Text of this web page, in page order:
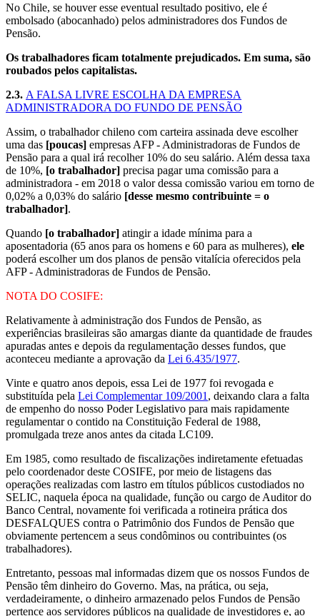
No Chile, se houver esse eventual resultado positivo, ele é
embolsado (abocanhado) pelos administradores dos Fundos de
Pensão.
Os trabalhadores ficam totalmente prejudicados. Em suma, são
roubados pelos capitalistas.
2.3. A FALSA LIVRE ESCOLHA DA EMPRESA
ADMINISTRADORA DO FUNDO DE PENSÃO
Assim, o trabalhador chileno com carteira assinada deve escolher
uma das [poucas] empresas AFP - Administradoras de Fundos de
Pensão para a qual irá recolher 10% do seu salário. Além dessa taxa
de 10%, [o trabalhador] precisa pagar uma comissão para a
administradora - em 2018 o valor dessa comissão variou em torno de
0,02% a 0,03% do salário [desse mesmo contribuinte = o
trabalhador].
Quando [o trabalhador] atingir a idade mínima para a
aposentadoria (65 anos para os homens e 60 para as mulheres), ele
poderá escolher um dos planos de pensão vitalícia oferecidos pela
AFP - Administradoras de Fundos de Pensão.
NOTA DO COSIFE:
Relativamente à administração dos Fundos de Pensão, as
experiências brasileiras são amargas diante da quantidade de fraudes
apuradas antes e depois da regulamentação desses fundos, que
aconteceu mediante a aprovação da Lei 6.435/1977.
Vinte e quatro anos depois, essa Lei de 1977 foi revogada e
substituída pela Lei Complementar 109/2001 , deixando clara a falta
de empenho do nosso Poder Legislativo para mais rapidamente
regulamentar o contido na Constituição Federal de 1988,
promulgada treze anos antes da citada LC109.
Em 1985, como resultado de fiscalizações indiretamente efetuadas
pelo coordenador deste COSIFE, por meio de listagens das
operações realizadas com lastro em títulos públicos custodiados no
SELIC, naquela época na qualidade, função ou cargo de Auditor do
Banco Central, novamente foi verificada a rotineira prática dos
DESFALQUES contra o Patrimônio dos Fundos de Pensão que
obviamente pertencem a seus condôminos ou contribuintes (os
trabalhadores).
Entretanto, pessoas mal informadas dizem que os nossos Fundos de
Pensão têm dinheiro do Governo. Mas, na prática, ou seja,
verdadeiramente, o dinheiro armazenado pelos Fundos de Pensão
pertence aos servidores públicos na qualidade de investidores e, ao